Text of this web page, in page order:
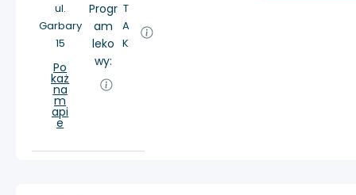
ul.
Garbary
15
Po
każ
na
m
api
e
Progr
am
leko
wy:
T
A
K